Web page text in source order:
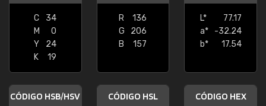
C
34
M
0
Y
24
K
19
R
136
G
206
B
157
L*
77.17
a*
-32.24
b*
17.54
CÓDIGO HSB/HSV CÓDIGO HSL CÓDIGO HEX